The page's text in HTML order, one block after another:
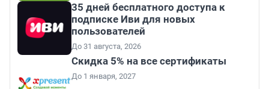
35 дней бесплатного доступа к
подписке Иви для новых
пользователей
До 31 августа, 2026
Скидка 5% на все сертификаты
До 1 января, 2027